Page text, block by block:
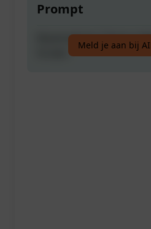
Prompt
Maximaliseer Tokens
Scripts
Meld je aan bij